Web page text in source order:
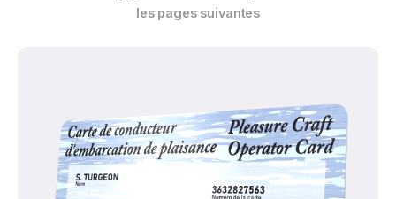
les pages suivantes